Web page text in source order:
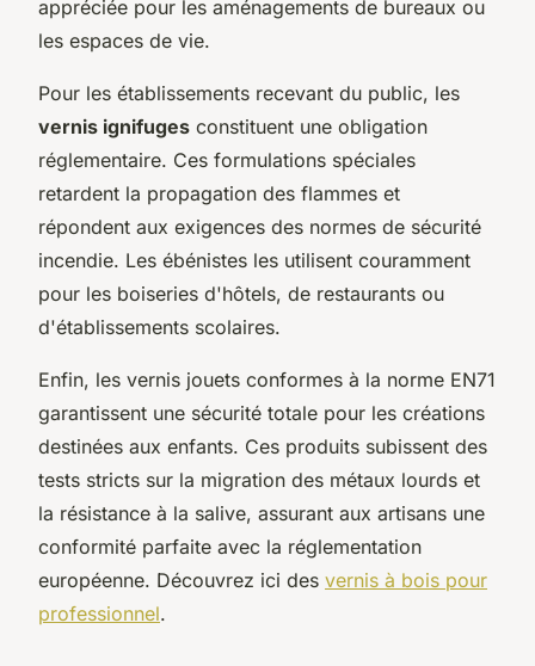
appréciée pour les aménagements de bureaux ou
les espaces de vie.
Pour les établissements recevant du public, les
vernis ignifuges constituent une obligation
réglementaire. Ces formulations spéciales
retardent la propagation des flammes et
répondent aux exigences des normes de sécurité
incendie. Les ébénistes les utilisent couramment
pour les boiseries d'hôtels, de restaurants ou
d'établissements scolaires.
Enfin, les vernis jouets conformes à la norme EN71
garantissent une sécurité totale pour les créations
destinées aux enfants. Ces produits subissent des
tests stricts sur la migration des métaux lourds et
la résistance à la salive, assurant aux artisans une
conformité parfaite avec la réglementation
européenne. Découvrez ici des vernis à bois pour
professionnel.